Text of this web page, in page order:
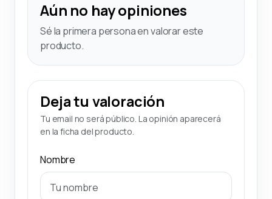
Aún no hay opiniones
Sé la primera persona en valorar este
producto.
Deja tu valoración
Tu email no será público. La opinión aparecerá
en la ficha del producto.
Nombre